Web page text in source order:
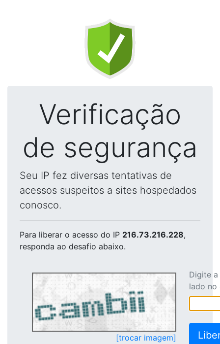
Verificação
de segurança
Seu IP fez diversas tentativas de
acessos suspeitos a sites hospedados
conosco.
Para liberar o acesso do IP 216.73.216.228,
responda ao desafio abaixo.
[trocar imagem]
Digite
lado no